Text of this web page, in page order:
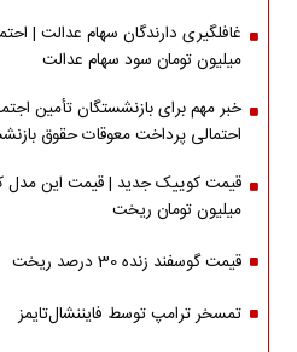
میلیون تومان سود سهام عدالت
خبر مهم برای بازنشستگان تأمین
احتمالی پرداخت معوقات حقوق
میلیون تومان ریخت
قیمت گوسفند زنده 30 درصد ریخت
تمسخر ترامپ توسط فایننشال‌تایمز